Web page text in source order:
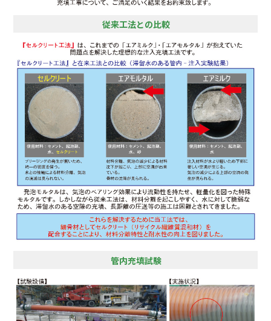
従来工法との比較
管内充填試験